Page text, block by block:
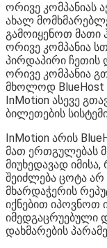
ორივე კომპანიას
ახალ
გამოიყენოთ მათი
ორივე კომპანია
პირდაპირი ჩეთის
ორივე კომპანია
მხოლოდ BlueHost
InMotion ასევე
ბილეთების
InMotion არის
მათ ერთგულებას
მიუხედავად
შეიძლება ცოტა არ
მხარდაჭერის
იქნებით იპოვნოთ
იმედგაცრუებული
დახმარების